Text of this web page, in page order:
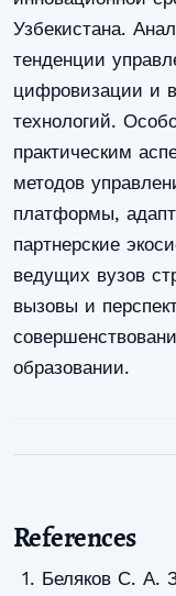
Узбекистана.
тенденции
цифровизации и
технологий.
практическим
методов
платформы,
партнерские
ведущих вузов
вызовы и
образовании.
References
Беляков С. А.